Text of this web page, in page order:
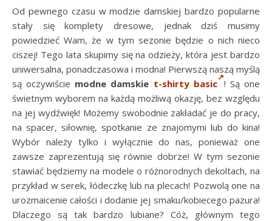
Od pewnego czasu w modzie damskiej bardzo popularne
stały się komplety dresowe, jednak dziś musimy
powiedzieć Wam, że w tym sezonie będzie o nich nieco
ciszej! Tego lata skupimy się na odzieży, która jest bardzo
uniwersalna, ponadczasowa i modna! Pierwszą naszą myślą
są oczywiście modne damskie t-shirty basic ! Są one
świetnym wyborem na każdą możliwą okazję, bez względu
na jej wydźwięk! Możemy swobodnie zakładać je do pracy,
na spacer, siłownię, spotkanie ze znajomymi lub do kina!
Wybór należy tylko i wyłącznie do nas, ponieważ one
zawsze zaprezentują się równie dobrze! W tym sezonie
stawiać będziemy na modele o różnorodnych dekoltach, na
przykład w serek, łódeczkę lub na plecach! Pozwolą one na
urozmaicenie całości i dodanie jej smaku/kobiecego pazura!
Dlaczego są tak bardzo lubiane? Cóż, głównym tego